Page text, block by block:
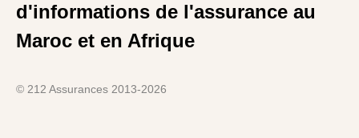
d'informations de l'assurance au
Maroc et en Afrique
© 212 Assurances 2013-2026